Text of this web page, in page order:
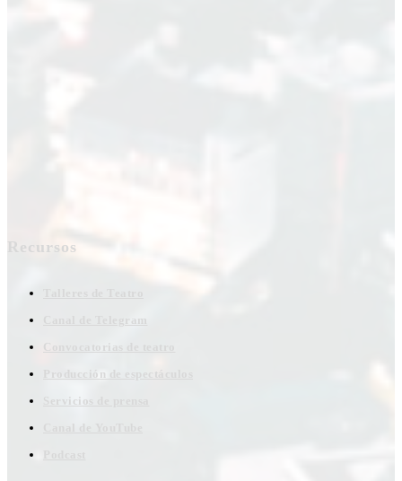
Recursos
Canal de Telegram
Convocatorias de teatro
Producción de espectáculos
Servicios de prensa
Canal de YouTube